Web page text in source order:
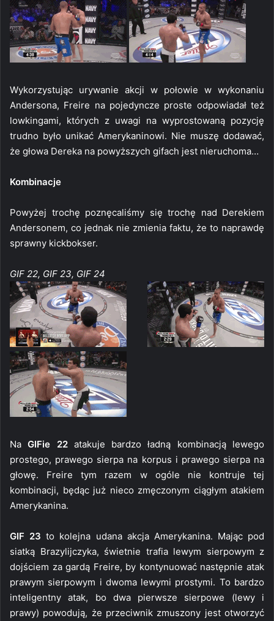
Wykorzystując urywanie akcji w połowie w wykonaniu
Andersona, Freire na pojedyncze proste odpowiadał też
lowkingami, których z uwagi na wyprostowaną pozycję
trudno było unikać Amerykaninowi. Nie muszę dodawać,
że głowa Dereka na powyższych gifach jest nieruchoma…
Kombinacje
Powyżej trochę poznęcaliśmy się trochę nad Derekiem
Andersonem, co jednak nie zmienia faktu, że to naprawdę
sprawny kickbokser.
GIF 22, GIF 23, GIF 24
NaGIFie 22atakuje bardzo ładną kombinacją lewego
prostego, prawego sierpa na korpus i prawego sierpa na
głowę. Freire tym razem w ogóle nie kontruje tej
kombinacji, będąc już nieco zmęczonym ciągłym atakiem
Amerykanina.
GIF 23 to kolejna udana akcja Amerykanina. Mając pod
siatką Brazylijczyka, świetnie trafia lewym sierpowym z
dojściem za gardą Freire, by kontynuować następnie atak
prawym sierpowym i dwoma lewymi prostymi. To bardzo
inteligentny atak, bo dwa pierwsze sierpowe (lewy i
prawy) powodują, że przeciwnik zmuszony jest otworzyć